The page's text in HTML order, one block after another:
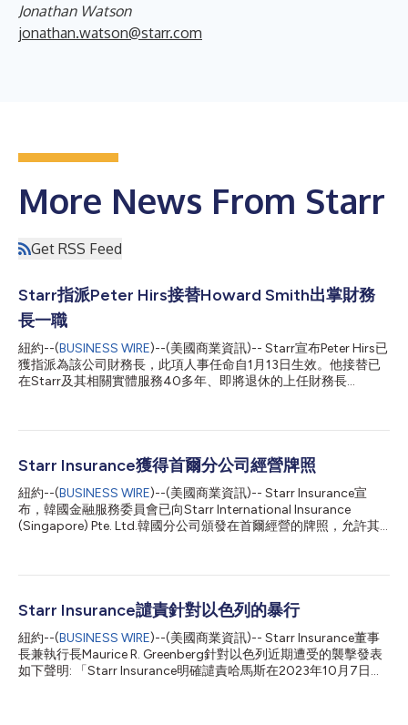
Jonathan Watson
jonathan.watson@starr.com
More News From Starr
Get RSS Feed
Starr指派Peter Hirs接替Howard Smith出掌財務
長一職
紐約--(BUSINESS WIRE)--(美國商業資訊)-- Starr宣布Peter Hirs已
獲指派為該公司財務長，此項人事任命自1月13日生效。他接替已
在Starr及其相關實體服務40多年、即將退休的上任財務長
分布於世界各地的區域財務團隊並主導併購行動。Hirs將在他的新
據點。 Starr名譽主席Maurice R. “Hank” Greenberg在2005年重整
Starr的財務運作至今，而且早在1984年便已加入公司，與Hank密
切合作。 「在我們追求全球擴張的過程中，Peter將會是一位重要
的合作夥伴。」Starr董事長暨聯席執行長Jeff Greenberg說道，
關於Sta...
Starr Insurance獲得首爾分公司經營牌照
紐約--(BUSINESS WIRE)--(美國商業資訊)-- Starr Insurance宣
布，韓國金融服務委員會已向Starr International Insurance
(Singapore) Pte. Ltd.韓國分公司頒發在首爾經營的牌照，允許其
司和保險公司超過30年的保險經驗，並持有喬治亞州立大學的風
是亞洲最大的商業保險市場之一，Starr在該地區擁有悠久的經營
來源。」 關於Starr Insurance Starr Insurance Companies（簡稱
「Starr」）是Starr International Company, Inc.和C. V. Starr &
Co., Inc.的行銷品牌，Starr International Company及旗下子公司
Starr Insurance譴責針對以色列的暴行
紐約--(BUSINESS WIRE)--(美國商業資訊)-- Starr Insurance董事
長兼執行長Maurice R. Greenberg針對以色列近期遭受的襲擊發表
如下聲明: 「Starr Insurance明確譴責哈馬斯在2023年10月7日